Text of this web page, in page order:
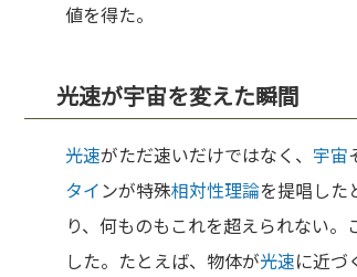
値を得た。
光速が宇宙を変えた瞬間
光速がただ速いだけではなく、 宇宙
タインが特殊相対性理論を提唱した
り、何ものもこれを超えられない。
した。たとえば、物体が光速に近づ